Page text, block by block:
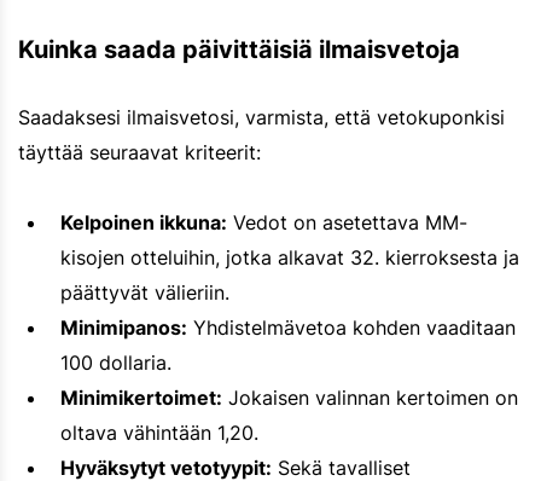
Kuinka saada päivittäisiä ilmaisvetoja
Saadaksesi ilmaisvetosi, varmista, että vetokuponkisi
täyttää seuraavat kriteerit:
Kelpoinen ikkuna: Vedot on asetettava MM-
kisojen otteluihin, jotka alkavat 32. kierroksesta ja
päättyvät välieriin.
Minimipanos: Yhdistelmävetoa kohden vaaditaan
100 dollaria.
Minimikertoimet: Jokaisen valinnan kertoimen on
oltava vähintään 1,20.
Hyväksytyt vetotyypit: Sekä tavalliset